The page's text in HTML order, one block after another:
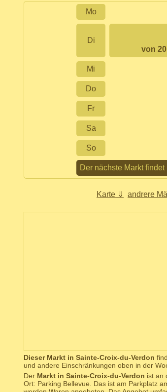
Mo
Di
von
Mi
Do
Fr
Sa
So
Der nächste Markt findet
Karte ⇓ andrere
Dieser Markt in Sainte-Croix-du-Verdon
und andere Einschränkungen oben in der
Der Markt in Sainte-Croix-du-Verdon ist an
Ort: Parking Bellevue. Das ist am Parkplatz